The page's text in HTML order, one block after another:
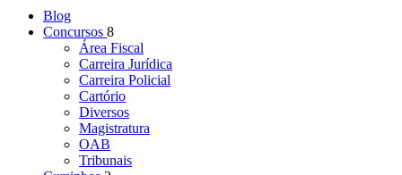
Blog
Concursos 8
Área Fiscal
Carreira Jurídica
Carreira Policial
Cartório
Diversos
Magistratura
OAB
Tribunais